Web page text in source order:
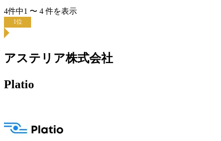
4件中1 〜 4 件を表示
1位
アステリア株式会社
Platio